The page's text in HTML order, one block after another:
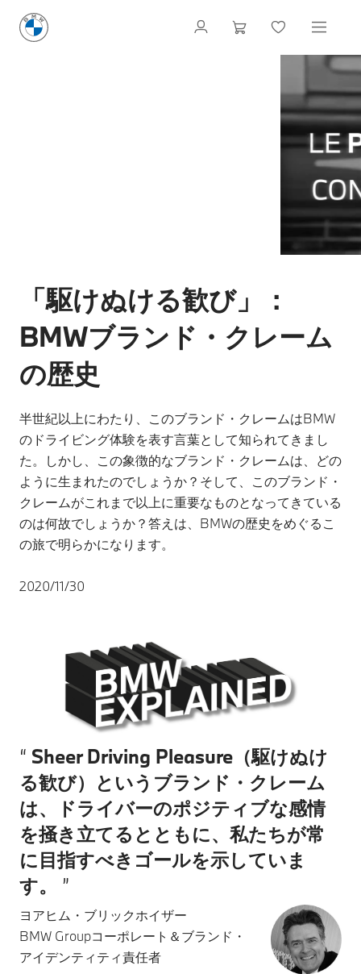
「駆けぬける歓び」：
BMWブランド・クレーム
の歴史
半世紀以上にわたり、このブランド・クレームはBMW
のドライビング体験を表す言葉として知られてきまし
た。しかし、この象徴的なブランド・クレームは、どの
ように生まれたのでしょうか？そして、このブランド・
クレームがこれまで以上に重要なものとなってきている
のは何故でしょうか？答えは、BMWの歴史をめぐるこ
の旅で明らかになります。
2020/11/30
Sheer Driving Pleasure（駆けぬけ
る歓び）というブランド・クレーム
は、ドライバーのポジティブな感情
を掻き立てるとともに、私たちが常
に目指すべきゴールを示していま
す。
ヨアヒム・ブリックホイザー
BMW Groupコーポレート＆ブランド・
アイデンティティ責任者